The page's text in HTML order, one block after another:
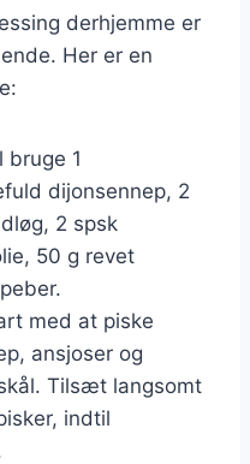
derhjemme er
Her er en
bruge 1
dijonsennep, 2
2 spsk
50 g revet
med at piske
ansjoser og
Tilsæt langsomt
indtil